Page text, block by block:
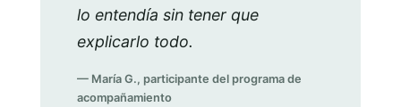
lo entendía sin tener que
explicarlo todo.
— María G., participante del programa de
acompañamiento